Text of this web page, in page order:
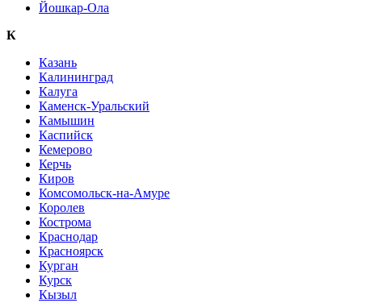
Йошкар-Ола
К
Казань
Калининград
Калуга
Каменск-Уральский
Камышин
Каспийск
Кемерово
Керчь
Киров
Комсомольск-на-Амуре
Королев
Кострома
Краснодар
Красноярск
Курган
Курск
Кызыл